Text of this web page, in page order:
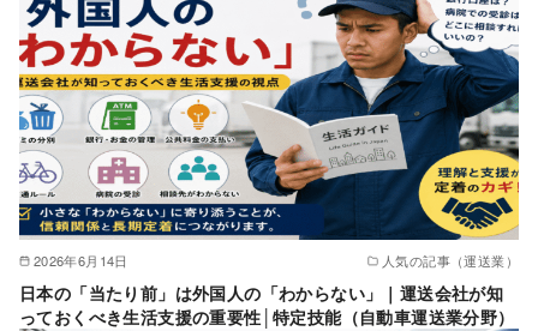
2026年6月14日 人気の記事（運送業）
日本の「当たり前」は外国人の「わからない」｜運送会社が知
っておくべき生活支援の重要性│特定技能（自動車運送業分野）